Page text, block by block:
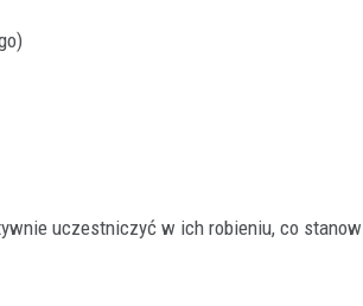
uczestniczyć w ich robieniu, co